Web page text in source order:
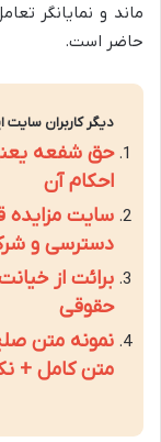
ماند و نمایانگر
حاضر است.
دیگر کاربران
حق شفعه
احکام آن
سایت مزایده
دسترسی و
برائت از
حقوقی
نمونه متن
متن کامل +